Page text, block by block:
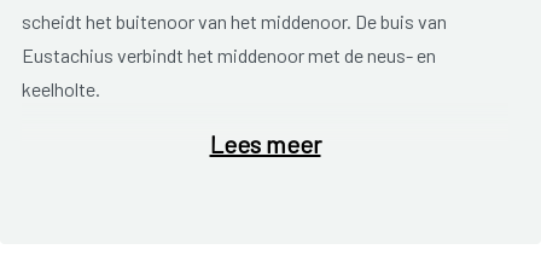
scheidt het buitenoor van het middenoor. De buis van
Eustachius verbindt het middenoor met de neus- en
keelholte.
middenoorontstekingstart meestal met een
Lees meer